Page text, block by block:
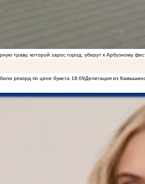
траву, которой зарос город, уберут к Арбузному
рекорд по цене букета 18:09Делегация из